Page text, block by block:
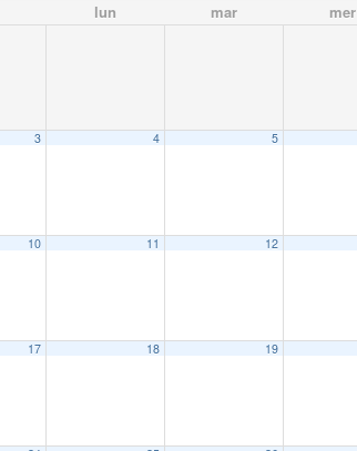
lun mar mer
3 4 5
10 11 12
17 18 19